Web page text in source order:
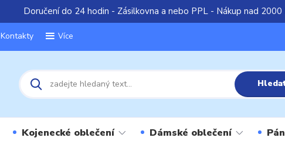
Doručení do 24 hodin - Zásilkovna a nebo PPL - Nákup nad
Kontakty Více
Kojenecké oblečení Dámské oblečení